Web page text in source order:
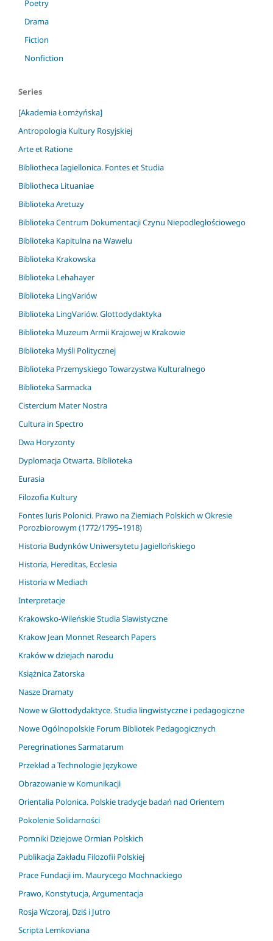
Poetry
Drama
Fiction
Nonfiction
Series
[Akademia Łomżyńska]
Antropologia Kultury Rosyjskiej
Arte et Ratione
Bibliotheca Iagiellonica. Fontes et Studia
Bibliotheca Lituaniae
Biblioteka Aretuzy
Biblioteka Centrum Dokumentacji Czynu Niepodległościowego
Biblioteka Kapitulna na Wawelu
Biblioteka Krakowska
Biblioteka Lehahayer
Biblioteka LingVariów
Biblioteka LingVariów. Glottodydaktyka
Biblioteka Muzeum Armii Krajowej w Krakowie
Biblioteka Myśli Politycznej
Biblioteka Przemyskiego Towarzystwa Kulturalnego
Biblioteka Sarmacka
Cistercium Mater Nostra
Cultura in Spectro
Dwa Horyzonty
Dyplomacja Otwarta. Biblioteka
Eurasia
Filozofia Kultury
Fontes Iuris Polonici. Prawo na Ziemiach Polskich w Okresie
Porozbiorowym (1772/1795–1918)
Historia Budynków Uniwersytetu Jagiellońskiego
Historia, Hereditas, Ecclesia
Historia w Mediach
Interpretacje
Krakowsko-Wileńskie Studia Slawistyczne
Krakow Jean Monnet Research Papers
Kraków w dziejach narodu
Książnica Zatorska
Nasze Dramaty
Nowe w Glottodydaktyce. Studia lingwistyczne i pedagogiczne
Nowe Ogólnopolskie Forum Bibliotek Pedagogicznych
Peregrinationes Sarmatarum
Przekład a Technologie Językowe
Obrazowanie w Komunikacji
Orientalia Polonica. Polskie tradycje badań nad Orientem
Pokolenie Solidarności
Pomniki Dziejowe Ormian Polskich
Publikacja Zakładu Filozofii Polskiej
Prace Fundacji im. Maurycego Mochnackiego
Prawo, Konstytucja, Argumentacja
Rosja Wczoraj, Dziś i Jutro
Scripta Lemkoviana